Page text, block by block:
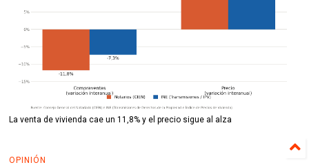
La venta de vivienda cae un 11,8% y el precio sigue al alza
OPINIÓN